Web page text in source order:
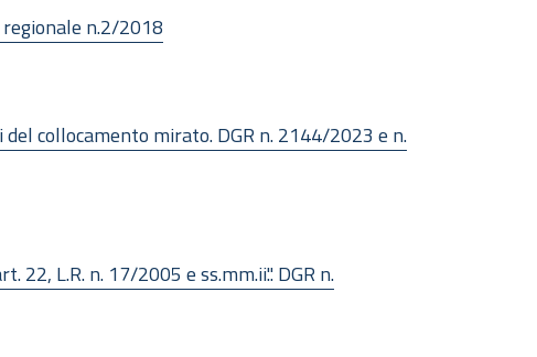
n.2/2018
collocamento mirato. DGR n. 2144/2023 e n.
L.R. n. 17/2005 e ss.mm.ii.". DGR n.